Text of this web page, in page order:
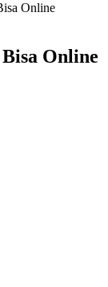
Online
Online